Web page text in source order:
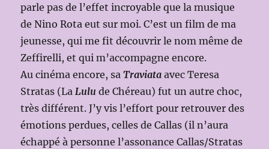
parle pas de l’effet incroyable que la musique
de Nino Rota eut sur moi. C’est un film de ma
jeunesse, qui me fit découvrir le nom même de
Zeffirelli, et qui m’accompagne encore.
Au cinéma encore, saTraviata avec Teresa
Stratas (La Lulu de Chéreau) fut un autre choc,
très différent. J’y vis l’effort pour retrouver des
émotions perdues, celles de Callas (il n’aura
échappé à personne l’assonance Callas/Stratas